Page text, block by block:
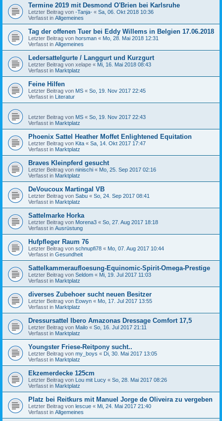
Termine 2019 mit Desmond O'Brien bei Karlsruhe
Letzter Beitrag von -Tanja- « Sa, 06. Okt 2018 10:36
Verfasst in Allgemeines
Tag der offenen Tuer bei Eddy Willems in Belgien 17.06.2018
Letzter Beitrag von horsman « Mo, 28. Mai 2018 12:31
Verfasst in Allgemeines
Ledersattelgurte / Langgurt und Kurzgurt
Letzter Beitrag von xelape « Mi, 16. Mai 2018 08:43
Verfasst in Marktplatz
Feine Hilfen
Letzter Beitrag von MS « So, 19. Nov 2017 22:45
Verfasst in Literatur
Letzter Beitrag von MS « So, 19. Nov 2017 22:43
Verfasst in Marktplatz
Phoenix Sattel Heather Moffet Enlightened Equitation
Letzter Beitrag von Kita « Sa, 14. Okt 2017 17:47
Verfasst in Marktplatz
Braves Kleinpferd gesucht
Letzter Beitrag von ninischi « Mo, 25. Sep 2017 02:16
Verfasst in Marktplatz
DeVoucoux Martingal VB
Letzter Beitrag von Sabu « So, 24. Sep 2017 08:41
Verfasst in Marktplatz
Sattelmarke Horka
Letzter Beitrag von Morena3 « So, 27. Aug 2017 18:18
Verfasst in Ausrüstung
Hufpfleger Raum 76
Letzter Beitrag von schnupfi78 « Mo, 07. Aug 2017 10:44
Verfasst in Gesundheit
Sattelkammeraufloesung-Equinomic-Spirit-Omega-Prestige
Letzter Beitrag von Seldom « Mi, 19. Jul 2017 11:03
Verfasst in Marktplatz
diverses Zubehoer sucht neuen Besitzer
Letzter Beitrag von Eowyn « Mo, 17. Jul 2017 13:55
Verfasst in Marktplatz
Dressursattel Ibero Amazonas Dressage Comfort 17,5
Letzter Beitrag von Mailo « So, 16. Jul 2017 21:11
Verfasst in Marktplatz
Youngster Friese-Reitpony sucht..
Letzter Beitrag von my_boys « Di, 30. Mai 2017 13:05
Verfasst in Marktplatz
Ekzemerdecke 125cm
Letzter Beitrag von Lou mit Lucy « So, 28. Mai 2017 08:26
Verfasst in Marktplatz
Platz bei Reitkurs mit Manuel Jorge de Oliveira zu vergeben
Letzter Beitrag von lescue « Mi, 24. Mai 2017 21:40
Verfasst in Allgemeines